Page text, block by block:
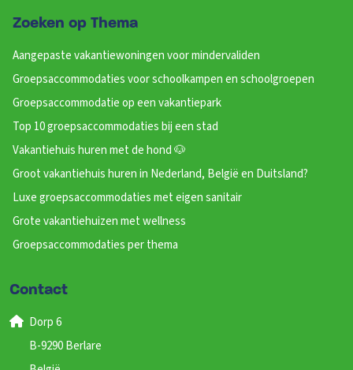
Zoeken op Thema
Aangepaste vakantiewoningen voor mindervaliden
Groepsaccommodaties voor schoolkampen en schoolgroepen
Groepsaccommodatie op een vakantiepark
Top 10 groepsaccommodaties bij een stad
Vakantiehuis huren met de hond 🐶
Groot vakantiehuis huren in Nederland, België en Duitsland?
Luxe groepsaccommodaties met eigen sanitair
Grote vakantiehuizen met wellness
Groepsaccommodaties per thema
Contact
Dorp 6
B-9290 Berlare